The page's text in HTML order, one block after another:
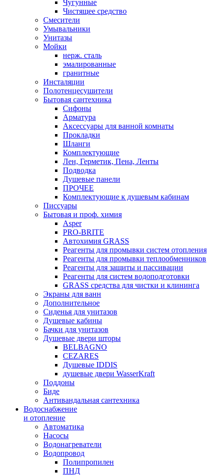
Чугунные
Чистящее средство
Смесители
Умывальники
Унитазы
Мойки
нерж. сталь
эмалированные
гранитные
Инсталяции
Полотенцесушители
Бытовая сантехника
Сифоны
Арматура
Аксессуары для ванной комнаты
Прокладки
Шланги
Комплектующие
Лен, Герметик, Пена, Ленты
Подводка
Душевые панели
ПРОЧЕЕ
Комплектующие к душевым кабинам
Писсуары
Бытовая и проф. химия
Asper
PRO-BRITE
Автохимия GRASS
Реагенты для промывки систем отопления
Реагенты для промывки теплообменников
Реагенты для защиты и пассивации
Реагенты для систем водоподготовки
GRASS средства для чистки и клининга
Экраны для ванн
Дополнительное
Сиденья для унитазов
Душевые кабины
Бачки для унитазов
Душевые двери шторы
BELBAGNO
CEZARES
Душевые IDDIS
душевые двери WasserKraft
Поддоны
Биде
Антивандальная сантехника
Водоснабжение
и отопление
Автоматика
Насосы
Водонагреватели
Водопровод
Полипропилен
ПНД